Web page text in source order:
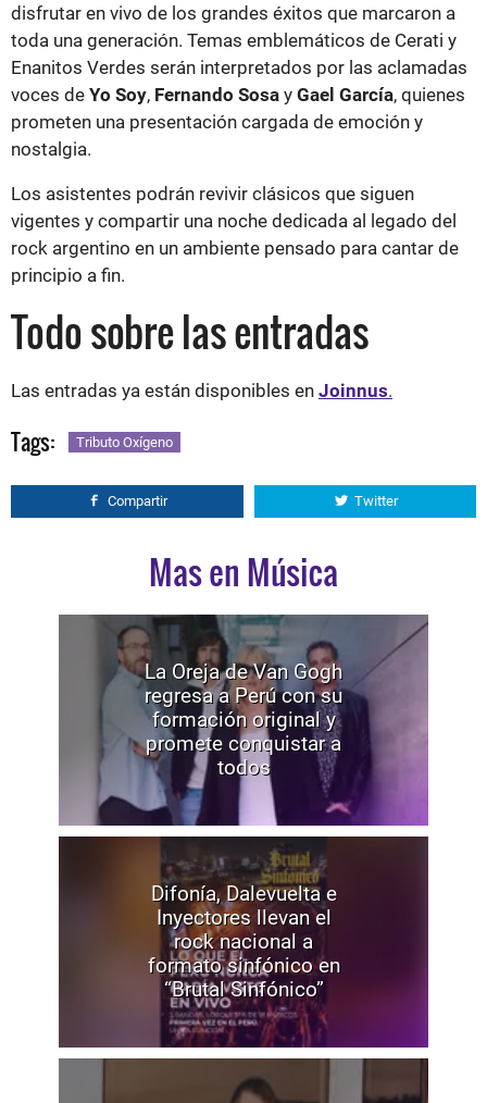
disfrutar en vivo de los grandes éxitos que marcaron a
toda una generación. Temas emblemáticos de Cerati y
Enanitos Verdes serán interpretados por las aclamadas
voces de Yo Soy, Fernando Sosa y Gael García, quienes
prometen una presentación cargada de emoción y
nostalgia.
Los asistentes podrán revivir clásicos que siguen
vigentes y compartir una noche dedicada al legado del
rock argentino en un ambiente pensado para cantar de
principio a fin.
Todo sobre las entradas
Las entradas ya están disponibles en Joinnus.
Tags: Tributo Oxígeno
Compartir Twitter
Mas en Música
La Oreja de Van Gogh
regresa a Perú con su
formación original y
promete conquistar a
todos
Difonía, Dalevuelta e
Inyectores llevan el
rock nacional a
formato sinfónico en
“Brutal Sinfónico”